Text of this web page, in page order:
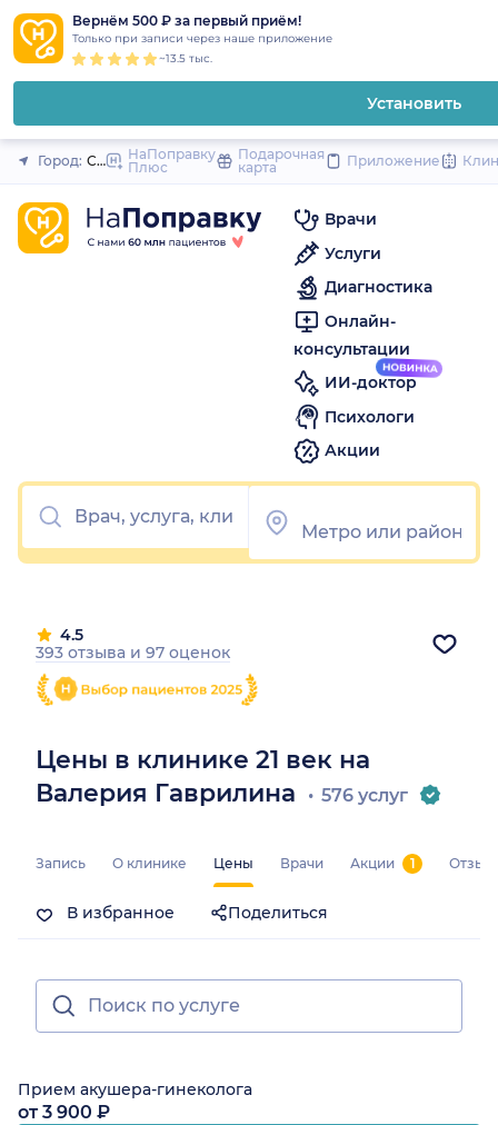
Вернём 500 ₽ за первый приём!
Только при записи через наше приложение
~13.5 тыс.
Установить
Закрыть
Город: Санкт-Петербург
НаПоправку
Плюс
Подарочная
карта
Приложение
Врачи
Услуги
Диагностика
Онлайн-
консультации
ИИ-доктор
Психологи
Акции
Цены в клинике 21 век на
Валерия Гаврилина
576 услуг
4.5
393 отзыва и 97 оценок
Запись О клинике Цены Врачи Акции 1
В избранное Поделиться
Прием акушера-гинеколога
от 3 900 ₽